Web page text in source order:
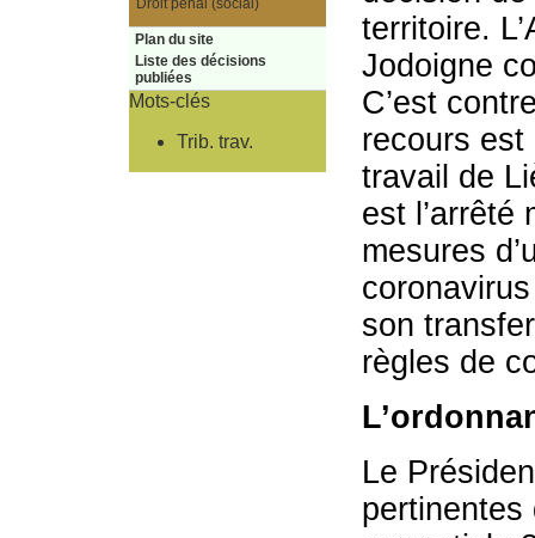
territoire.
Jodoigne
C’est
recours est
travail de
est l’arrêté
mesures
son
règles de
Le
pertinentes
Droit pénal (social)
Plan du site
Liste des décisions
publiées
Mots-clés
Trib. trav.